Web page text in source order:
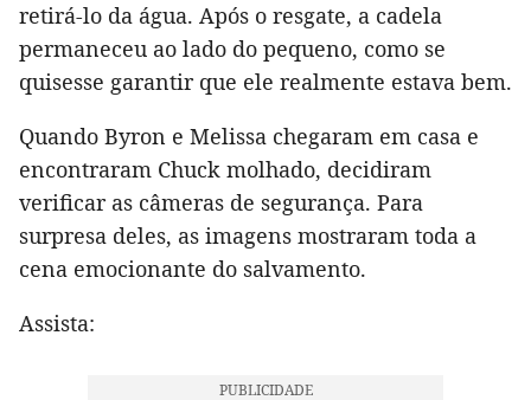
retirá-lo da água. Após o resgate, a cadela
permaneceu ao lado do pequeno, como se
quisesse garantir que ele realmente estava bem.
Quando Byron e Melissa chegaram em casa e
encontraram Chuck molhado, decidiram
verificar as câmeras de segurança. Para
surpresa deles, as imagens mostraram toda a
cena emocionante do salvamento.
Assista: